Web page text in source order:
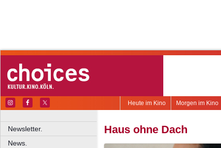
Morgen im Kino
Heute im Kino
Newsletter.
News.
Haus ohne Dach